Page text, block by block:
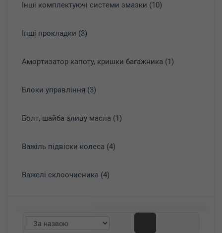
Інші комплектуючі системи змазки (10)
Інші прокладки (3)
Амортизатор капоту, кришки багажника (1)
Блоки управління (3)
Болт, шайба зливу масла (1)
Важіль підвіски колеса (4)
Важелі склоочисника (4)